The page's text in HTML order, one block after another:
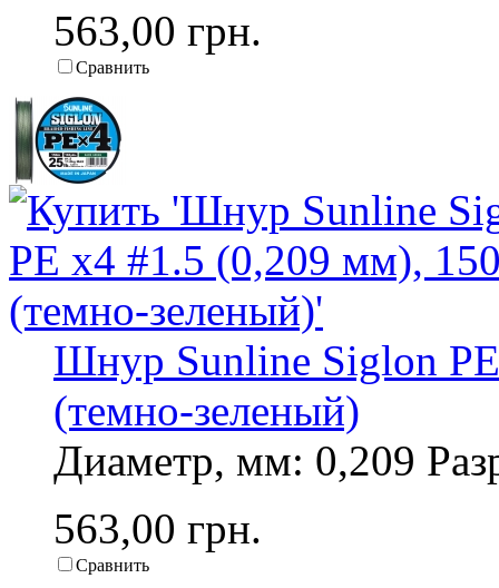
563,00 грн.
Сравнить
Шнур Sunline Siglon
(темно-зеленый)
Диаметр, мм: 0,209
563,00 грн.
Сравнить